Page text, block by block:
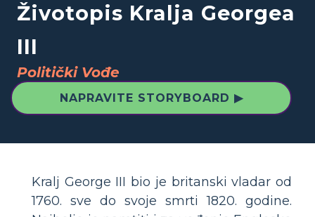
Životopis Kralja Georgea
III
Politički Vođe
NAPRAVITE STORYBOARD ▶
Kralj George III bio je britanski vladar od
1760. sve do svoje smrti 1820. godine.